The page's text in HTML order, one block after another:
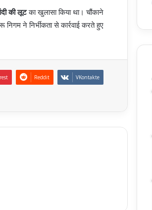
की लूटका खुलासा किया था। चौंकाने
ने निर्भीकता से कार्रवाई करते हुए
Reddit VKontakte